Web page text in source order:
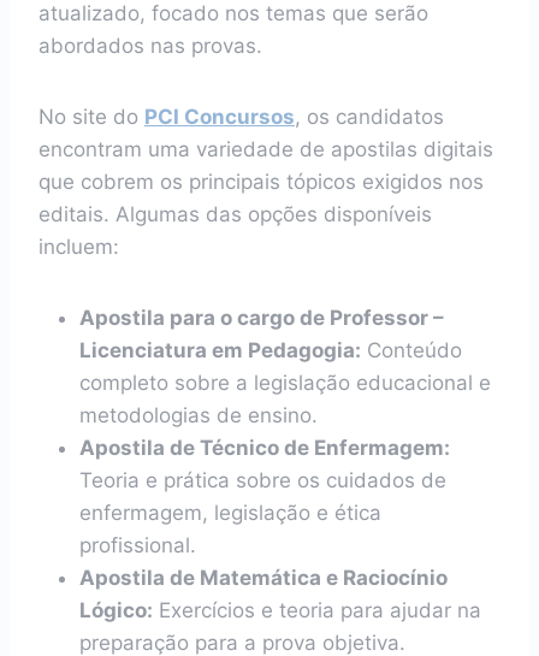
atualizado, focado nos temas que serão
abordados nas provas.
No site do PCI Concursos, os candidatos
encontram uma variedade de apostilas digitais
que cobrem os principais tópicos exigidos nos
editais. Algumas das opções disponíveis
incluem:
Apostila para o cargo de Professor –
Licenciatura em Pedagogia: Conteúdo
completo sobre a legislação educacional e
metodologias de ensino.
Apostila de Técnico de Enfermagem:
Teoria e prática sobre os cuidados de
enfermagem, legislação e ética
profissional.
Apostila de Matemática e Raciocínio
Lógico: Exercícios e teoria para ajudar na
preparação para a prova objetiva.